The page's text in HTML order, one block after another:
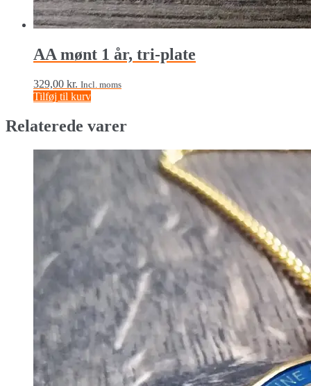
AA mønt 1 år, tri-plate
329,00 kr. Incl. moms
Tilføj til kurv
Relaterede varer